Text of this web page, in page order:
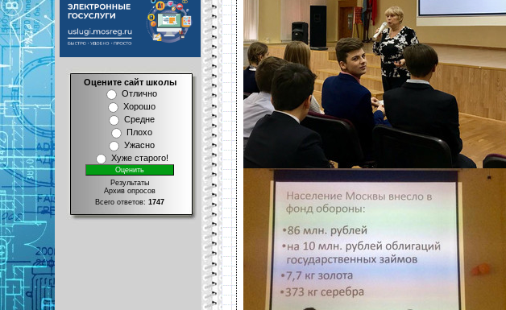
Оцените сайт школы
Отлично
Хорошо
Средне
Плохо
Ужасно
Хуже старого!
Результаты
Архив опросов
Всего ответов: 1747